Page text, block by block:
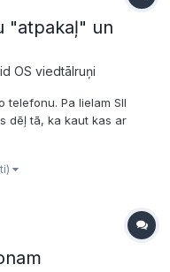
"atpakaļ" un
OS viedtālruņi
telefonu. Pa lielam SII
dēļ tā, ka kaut kas ar
- menu un back.